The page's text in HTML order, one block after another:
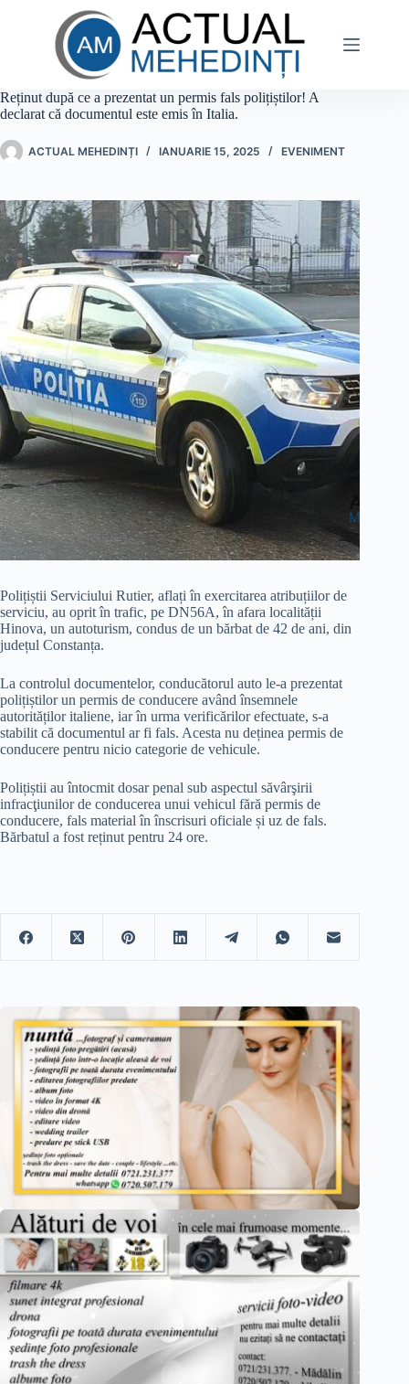
Reținut după ce a prezentat un permis fals polițiștilor! A
declarat că documentul este emis în Italia.
ACTUAL MEHEDINȚI IANUARIE 15, 2025 EVENIMENT
Polițiștii Serviciului Rutier, aflați în exercitarea atribuțiilor de
serviciu, au oprit în trafic, pe DN56A, în afara localității
Hinova, un autoturism, condus de un bărbat de 42 de ani, din
județul Constanța.
La controlul documentelor, conducătorul auto le-a prezentat
polițiștilor un permis de conducere având însemnele
autorităților italiene, iar în urma verificărilor efectuate, s-a
stabilit că documentul ar fi fals. Acesta nu deținea permis de
conducere pentru nicio categorie de vehicule.
Polițiștii au întocmit dosar penal sub aspectul săvârşirii
infracţiunilor de conducerea unui vehicul fără permis de
conducere, fals material în înscrisuri oficiale și uz de fals.
Bărbatul a fost reținut pentru 24 ore.